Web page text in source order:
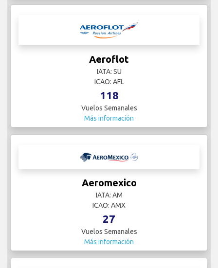
Aeroflot
IATA: SU
ICAO: AFL
118
Vuelos Semanales
Más información
Aeromexico
IATA: AM
ICAO: AMX
27
Vuelos Semanales
Más información